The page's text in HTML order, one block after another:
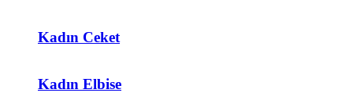
Kadın Ceket
Kadın Elbise